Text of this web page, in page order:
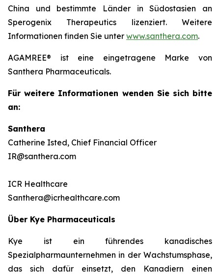
China und bestimmte Länder in Südostasien an
Sperogenix Therapeutics lizenziert. Weitere
Informationen finden Sie unter www.santhera.com.
AGAMREE® ist eine eingetragene Marke von
Santhera Pharmaceuticals.
Für weitere Informationen wenden Sie sich bitte
an:
Santhera
Catherine Isted, Chief Financial Officer
IR@santhera.com
ICR Healthcare
Santhera@icrhealthcare.com
Über Kye Pharmaceuticals
Kye ist ein führendes kanadisches
Spezialpharmaunternehmen in der Wachstumsphase,
das sich dafür einsetzt, den Kanadiern einen